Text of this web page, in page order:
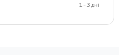
1 - 3 дні